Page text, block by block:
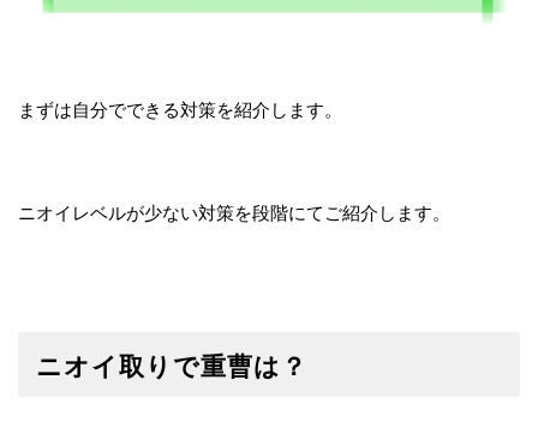
まずは自分でできる対策を紹介します。
ニオイレベルが少ない対策を段階にてご紹介します。
ニオイ取りで重曹は？